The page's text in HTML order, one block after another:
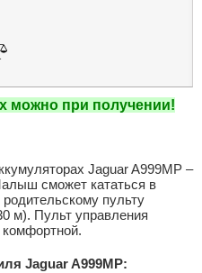
можно при получении!
Jaguar A999MP –
сможет кататься в
пульту
м). Пульт управления
комфортной.
Jaguar A999MP: